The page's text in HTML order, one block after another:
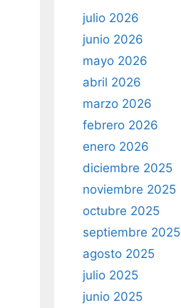
julio 2026
junio 2026
mayo 2026
abril 2026
marzo 2026
febrero 2026
enero 2026
diciembre 2025
noviembre 2025
octubre 2025
septiembre 2025
agosto 2025
julio 2025
junio 2025